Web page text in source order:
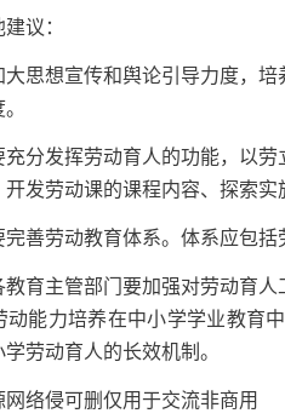
议：
想宣传和舆论引导力度，培
发挥劳动育人的功能，以劳
开发劳动课的课程内容、探索
劳动教育体系。体系应包括
主管部门要加强对劳动育人
动能力培养在中小学学业教育
劳动育人的长效机制。
侵可删仅用于交流非商用